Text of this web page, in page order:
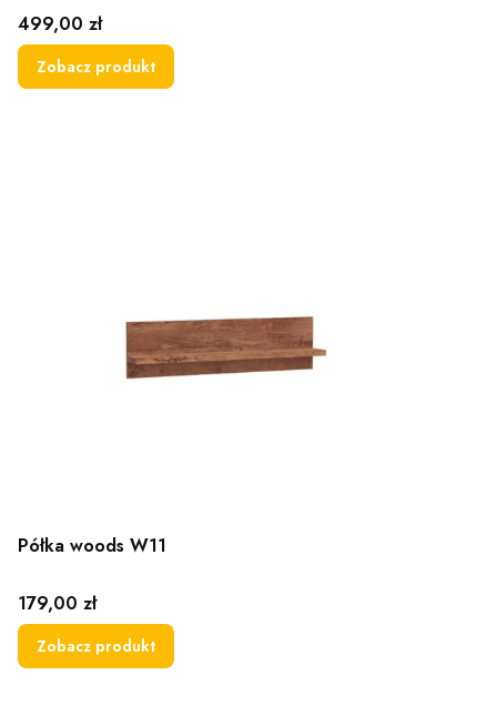
Cena
499,00 zł
Zobacz produkt
Półka woods W11
Cena
179,00 zł
Zobacz produkt